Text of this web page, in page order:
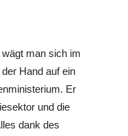
man sich im
Hand auf ein
Er
und die
dank des